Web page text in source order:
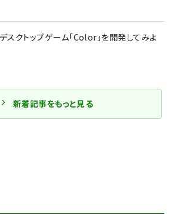
デスクトップゲーム「Color」を開発してみよ
新着記事をもっと見る